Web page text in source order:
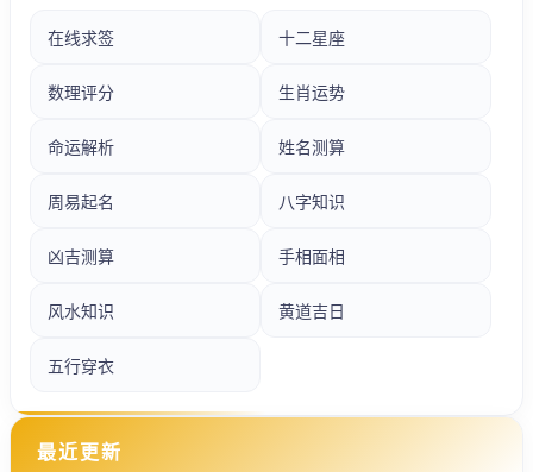
在线求签 十二星座
数理评分 生肖运势
命运解析 姓名测算
周易起名 八字知识
凶吉测算 手相面相
风水知识 黄道吉日
五行穿衣
最近更新